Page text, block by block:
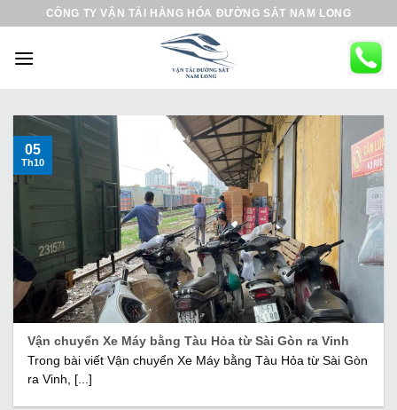
CÔNG TY VẬN TẢI HÀNG HÓA ĐƯỜNG SẮT NAM LONG
Vận chuyển Xe Máy bằng Tàu Hỏa từ Sài Gòn ra Vinh
Trong bài viết Vận chuyển Xe Máy bằng Tàu Hỏa từ Sài Gòn
ra Vinh, [...]
05
Th10